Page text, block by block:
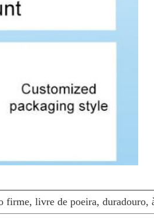
firme, livre de poeira, duradouro,